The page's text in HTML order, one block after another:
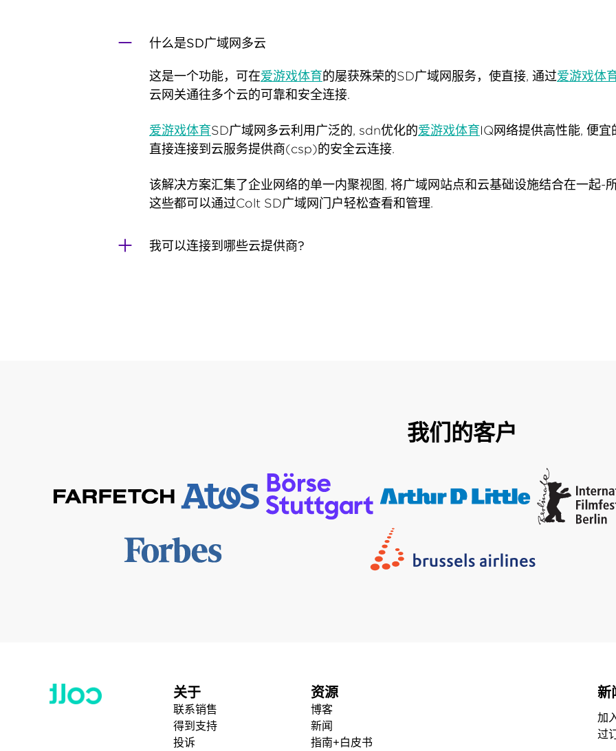
什么是SD广域网多云
这是一个功能，可在爱游戏体育的屡获殊荣的SD广域网服务，使直接, 通过爱游戏体
云网关通往多个云的可靠和安全连接.
爱游戏体育SD广域网多云利用广泛的, sdn优化的爱游戏体育IQ网络提供高性能, 便宜
直接连接到云服务提供商(csp)的安全云连接.
该解决方案汇集了企业网络的单一内聚视图, 将广域网站点和云基础设施结合在一起-
这些都可以通过Colt SD广域网门户轻松查看和管理.
我可以连接到哪些云提供商?
我们的客户
关于
联系销售
得到支持
投诉
资源
博客
新闻
指南+白皮书
新
加
过